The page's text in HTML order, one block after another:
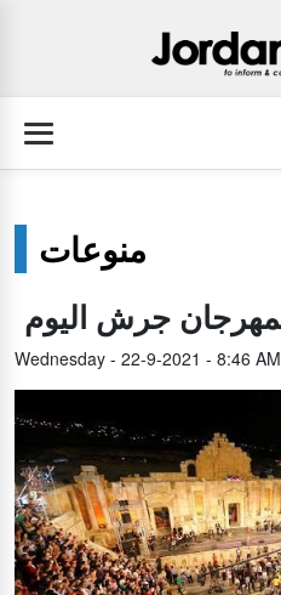
منوعات
Wednesday - 22-9-2021 - 8:46 AM